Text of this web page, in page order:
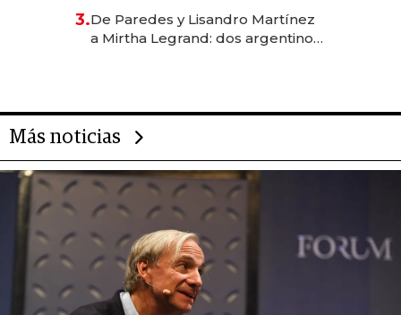
las marcas "fast premium"
3.De Paredes y Lisandro Martínez
a Mirtha Legrand: dos argentinos
Más noticias